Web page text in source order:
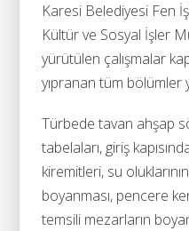
Karesi Belediyesi Fen
Kültür ve Sosyal İşler
yürütülen çalışmalar
yıpranan tüm bölümler
Türbede tavan ahşap
tabelaları, giriş
kiremitleri, su
boyanması, pencere
temsili mezarların